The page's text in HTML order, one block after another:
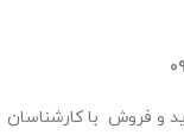
و فروش با کارشناسان